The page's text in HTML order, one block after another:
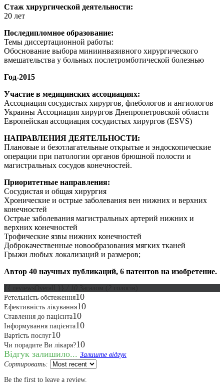
Стаж хирургической деятельности:
20 лет
Последипломное образование:
Темы диссертационной работы:
Обоснование выбора миниинвазивного хирургического
вмешательства у больных послетромботической болезнью
Год-2015
Участие в медицинских ассоциациях:
Ассоциация сосудистых хирургов, флебологов и ангиологов
Украины Ассоциация хирургов Днепропетровской области
Европейская ассоциация сосудистых хирургов (ESVS)
НАПРАВЛЕНИЯ ДЕЯТЕЛЬНОСТИ:
Плановые и безотлагательные открытые и эндоскопические
операции при патологии органов брюшной полости и
магистральных сосудов конечностей.
Приоритетные направления:
Сосудистая и общая хирургия
Хронические и острые заболевания вен нижних и верхних
конечностей
Острые заболевания магистральных артерий нижних и
верхних конечностей
Трофические язвы нижних конечностей
Доброкачественные новообразования мягких тканей
Грыжи любых локализаций и размеров;
Автор 40 научных публикаций, 6 патентов на изобретение.
Ретельність обстеження10
Ефективність лікування10
Ставлення до пацієнта10
Інформування пацієнта10
Вартість послуг10
Чи порадите Ви лікаря?10
Відгук залишило... Залиште відгук
Сортировать:
Be the first to leave a review.